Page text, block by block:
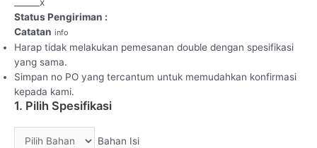
Status Pengiriman :
Catatan info
Harap tidak melakukan pemesanan double dengan spesifikasi
yang sama.
Simpan no PO yang tercantum untuk memudahkan konfirmasi
kepada kami.
1. Pilih Spesifikasi
Bahan Isi